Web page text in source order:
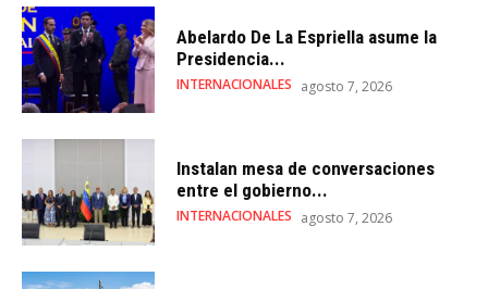
Abelardo De La Espriella asume la
Presidencia...
INTERNACIONALES agosto 7, 2026
Instalan mesa de conversaciones
entre el gobierno...
INTERNACIONALES agosto 7, 2026